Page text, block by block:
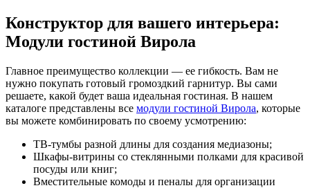
Конструктор для вашего интерьера:
Модули гостиной Вирола
Главное преимущество коллекции — ее гибкость. Вам не
нужно покупать готовый громоздкий гарнитур. Вы сами
решаете, какой будет ваша идеальная гостиная. В нашем
каталоге представлены все модули гостиной Вирола, которые
вы можете комбинировать по своему усмотрению:
ТВ-тумбы разной длины для создания медиазоны;
Шкафы-витрины со стеклянными полками для красивой
посуды или книг;
Вместительные комоды и пеналы для организации